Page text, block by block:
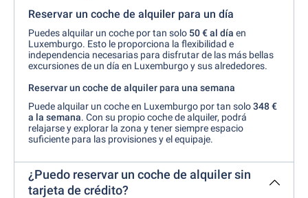
Reservar un coche de alquiler para un día
Puedes alquilar un coche por tan solo 50 €al día en
Luxemburgo. Esto le proporciona la flexibilidad e
independencia necesarias para disfrutar de las más bellas
excursiones de un día en Luxemburgo y sus alrededores.
Reservar un coche de alquiler para una semana
Puede alquilar un coche en Luxemburgo por tan solo348 €
a la semana. Con su propio coche de alquiler, podrá
relajarse y explorar la zona y tener siempre espacio
suficiente para las provisiones y el equipaje.
¿Puedo reservar un coche de alquiler sin
tarjeta de crédito?